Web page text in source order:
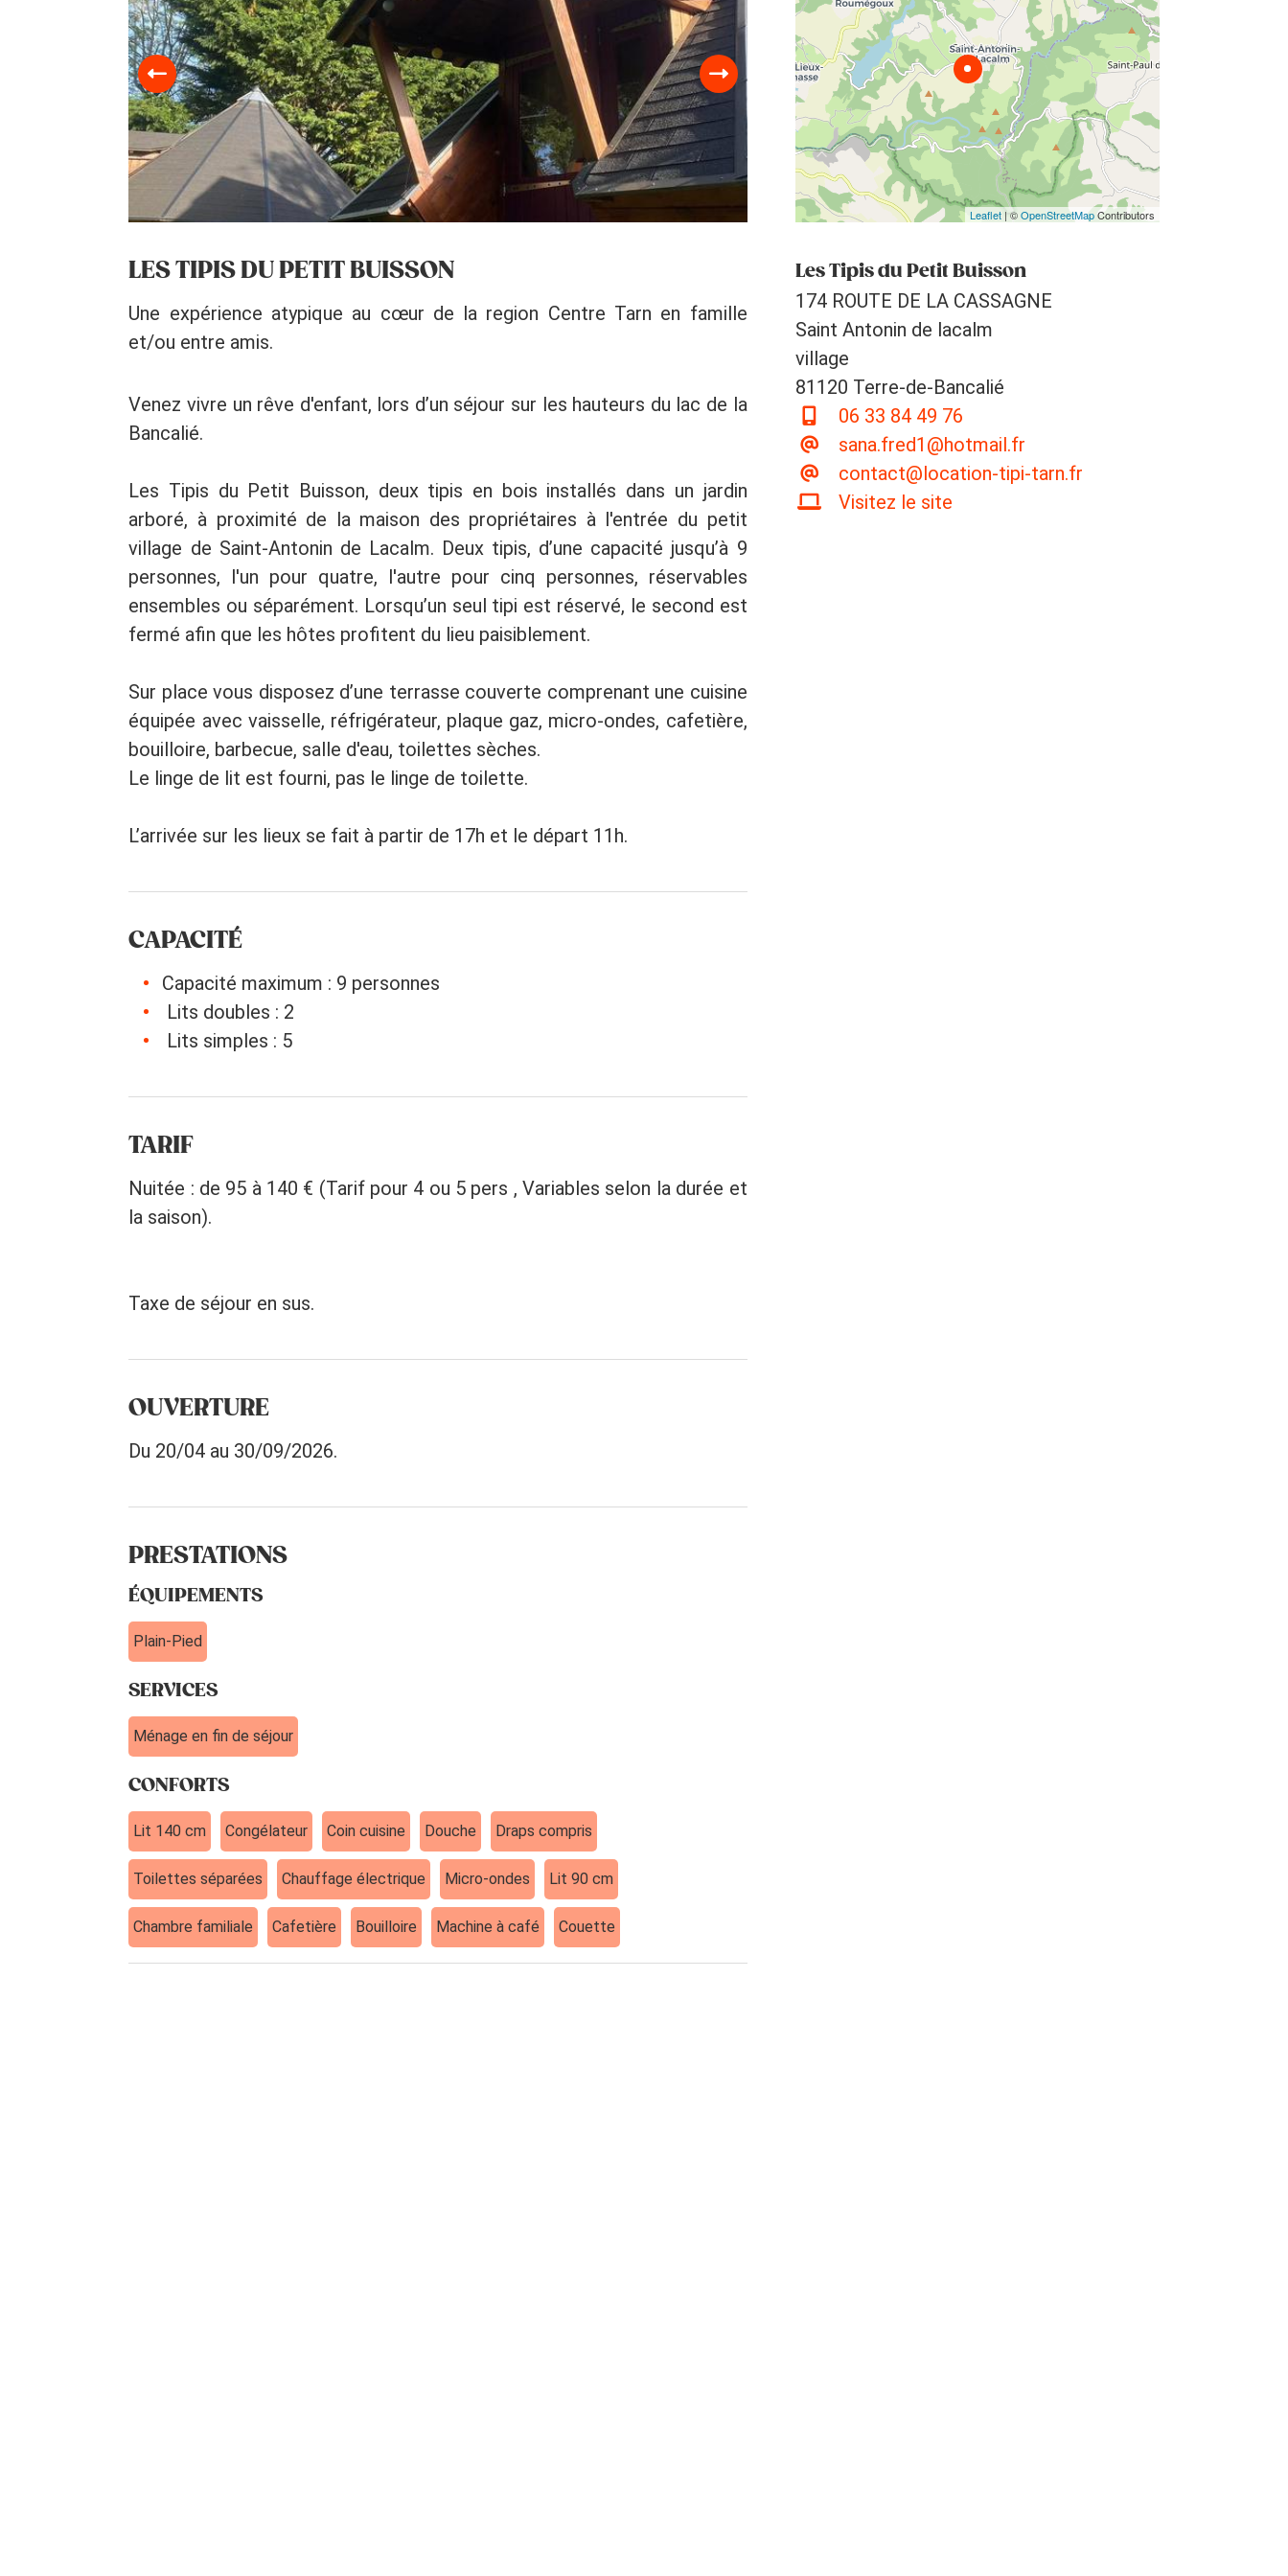
LES TIPIS DU PETIT BUISSON
Une expérience atypique au cœur de la region Centre Tarn en famille
et/ou entre amis.
Venez vivre un rêve d'enfant, lors d’un séjour sur les hauteurs du lac de la
Bancalié.
Les Tipis du Petit Buisson, deux tipis en bois installés dans un jardin
arboré, à proximité de la maison des propriétaires à l'entrée du petit
village de Saint-Antonin de Lacalm. Deux tipis, d’une capacité jusqu’à 9
personnes, l'un pour quatre, l'autre pour cinq personnes, réservables
ensembles ou séparément. Lorsqu’un seul tipi est réservé, le second est
fermé afin que les hôtes profitent du lieu paisiblement.
Sur place vous disposez d’une terrasse couverte comprenant une cuisine
équipée avec vaisselle, réfrigérateur, plaque gaz, micro-ondes, cafetière,
bouilloire, barbecue, salle d'eau, toilettes sèches.
Le linge de lit est fourni, pas le linge de toilette.
L’arrivée sur les lieux se fait à partir de 17h et le départ 11h.
CAPACITÉ
Capacité maximum : 9 personnes
Lits doubles : 2
Lits simples : 5
TARIF
Nuitée : de 95 à 140 € (Tarif pour 4 ou 5 pers , Variables selon la durée et
la saison).
Taxe de séjour en sus.
OUVERTURE
Du 20/04 au 30/09/2026.
PRESTATIONS
ÉQUIPEMENTS
Plain-Pied
SERVICES
Ménage en fin de séjour
CONFORTS
Lit 140 cm Congélateur Coin cuisine Douche Draps compris
Toilettes séparées Chauffage électrique Micro-ondes Lit 90 cm
Chambre familiale Cafetière Bouilloire Machine à café Couette
Leaflet| ©OpenStreetMapContributors
Les Tipis du Petit Buisson
174 ROUTE DE LA CASSAGNE
Saint Antonin de lacalm
village
81120 Terre-de-Bancalié
06 33 84 49 76
sana.fred1@hotmail.fr
contact@location-tipi-tarn.fr
Visitez le site